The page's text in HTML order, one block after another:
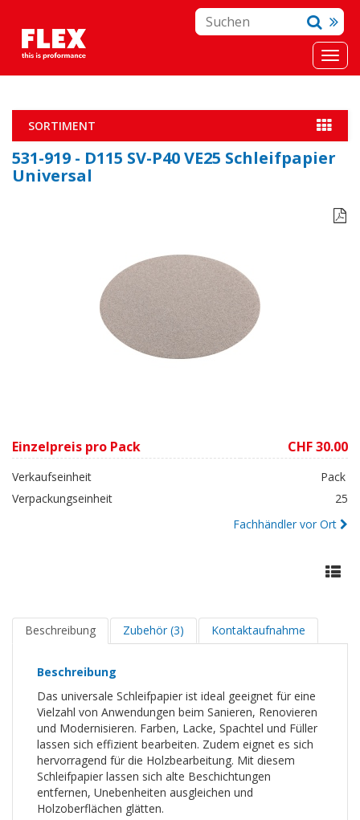
SORTIMENT
531-919 - D115 SV-P40 VE25 Schleifpapier
Universal

Einzelpreis pro Pack CHF 30.00
Verkaufseinheit
Pack
Verpackungseinheit
25
Fachhändler vor Ort
Beschreibung Zubehör (3) Kontaktaufnahme
Beschreibung
Das universale Schleifpapier ist ideal geeignet für eine
Vielzahl von Anwendungen beim Sanieren, Renovieren
und Modernisieren. Farben, Lacke, Spachtel und Füller
lassen sich effizient bearbeiten. Zudem eignet es sich
hervorragend für die Holzbearbeitung. Mit diesem
Schleifpapier lassen sich alte Beschichtungen
entfernen, Unebenheiten ausgleichen und
Holzoberflächen glätten.